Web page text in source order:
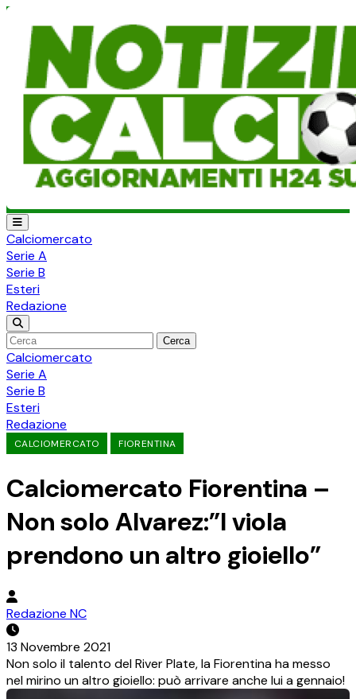
Calciomercato
Serie A
Serie B
Esteri
Redazione
Cerca
Calciomercato
Serie A
Serie B
Esteri
Redazione
CALCIOMERCATO FIORENTINA
Calciomercato Fiorentina –
Non solo Alvarez:”I viola
prendono un altro gioiello”
Redazione NC
13 Novembre 2021
Non solo il talento del River Plate, la Fiorentina ha messo
nel mirino un altro gioiello: può arrivare anche lui a gennaio!